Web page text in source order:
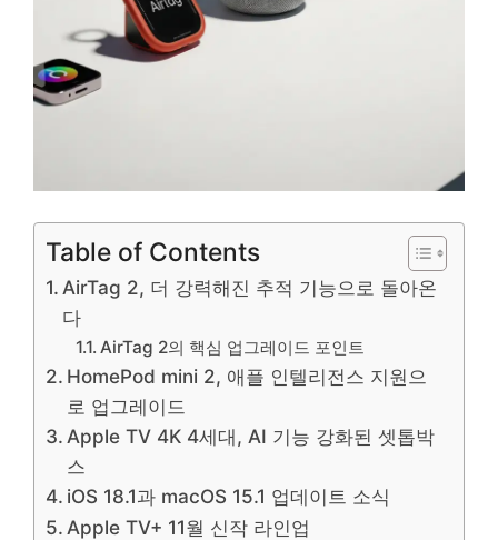
Table of Contents
AirTag 2, 더 강력해진 추적 기능으로 돌아온
다
AirTag 2의 핵심 업그레이드 포인트
HomePod mini 2, 애플 인텔리전스 지원으
로 업그레이드
Apple TV 4K 4세대, AI 기능 강화된 셋톱박
스
iOS 18.1과 macOS 15.1 업데이트 소식
Apple TV+ 11월 신작 라인업